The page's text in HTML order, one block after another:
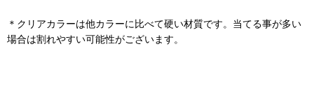
＊クリアカラーは他カラーに比べて硬い材質です。当てる事が多い
場合は割れやすい可能性がございます。